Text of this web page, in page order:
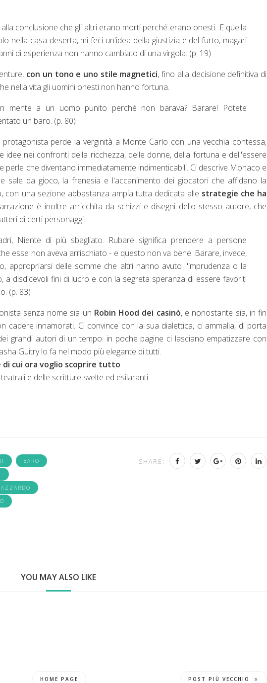
conclusione che gli altri erano morti perché erano onesti...E quella
nella casa deserta, mi feci un'idea della giustizia e del furto, magari
di esperienza non hanno cambiato di una virgola. (p. 19)
con un tono e uno stile magnetici, fino alla decisione definitiva di
nella vita gli uomini onesti non hanno fortuna.
mente a un uomo punito perché non barava? Barare! Potete
un baro. (p. 80)
perde la verginità a Monte Carlo con una vecchia contessa,
idee nei confronti della ricchezza, delle donne, della fortuna e dell'essere
perle che diventano immediatamente indimenticabili. Ci descrive Monaco e
sale da gioco, la frenesia e l'accanimento dei giocatori che affidano la
una sezione abbastanza ampia tutta dedicata alle strategie che ha
è inoltre arricchita da schizzi e disegni dello stesso autore, che
di certi personaggi.
Niente di più sbagliato. Rubare significa prendere a persone
esse non aveva arrischiato - e questo non va bene. Barare, invece,
appropriarsi delle somme che altri hanno avuto l'imprudenza o la
a disdicevoli fini di lucro e con la segreta speranza di essere favoriti
(p. 83)
senza nome sia un Robin Hood dei casinò, e nonostante sia, in fin
cadere innamorati. Ci convince con la sua dialettica, ci ammalia, di porta
grandi autori di un tempo: in poche pagine ci lasciano empatizzare con
Guitry lo fa nel modo più elegante di tutti.
di cui ora voglio scoprire tutto.
e delle scritture svelte ed esilaranti.
BARO
SHARE:
YOU MAY ALSO LIKE
HOME PAGE POST PIÙ VECCHIO